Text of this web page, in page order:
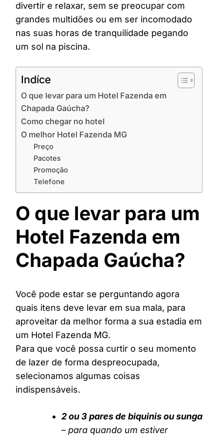
divertir e relaxar, sem se preocupar com
grandes multidões ou em ser incomodado
nas suas horas de tranquilidade pegando
um sol na piscina.
Indíce
O que levar para um Hotel Fazenda em
Chapada Gaúcha?
Como chegar no hotel
O melhor Hotel Fazenda MG
Preço
Pacotes
Promoção
Telefone
O que levar para um
Hotel Fazenda em
Chapada Gaúcha?
Você pode estar se perguntando agora
quais itens deve levar em sua mala, para
aproveitar da melhor forma a sua estadia em
um Hotel Fazenda MG.
Para que você possa curtir o seu momento
de lazer de forma despreocupada,
selecionamos algumas coisas
indispensáveis.
2 ou 3 pares de biquinis ou sunga
– para quando um estiver